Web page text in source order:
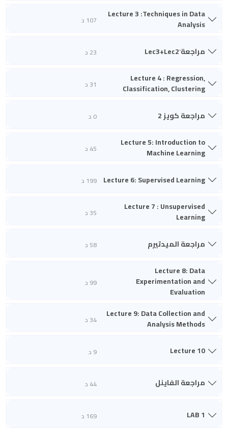
Lecture 3 :Techniques in Data
Analysis
107 د
مراجعة َLec3+Lec2 23 د
Lecture 4 : Regression,
Classification, Clustering
31 د
مراجعة كويز 2 0 د
Lecture 5: Introduction to
Machine Learning
45 د
Lecture 6: Supervised Learning 199 د
Lecture 7 : Unsupervised
Learning
35 د
مراجعة الميدتيرم 58 د
Lecture 8: Data
Experimentation and
Evaluation
99 د
Lecture 9: Data Collection and
Analysis Methods
34 د
Lecture 10 9 د
مراجعة الفاينل 44 د
LAB 1 169 د